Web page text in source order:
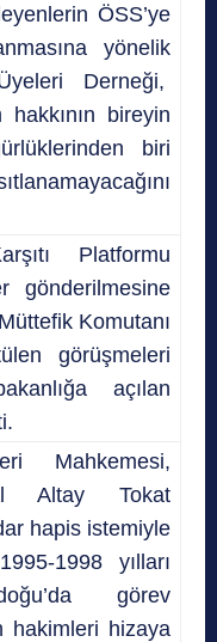
ÖSS’ye
yönelik
Derneği,
hakkının bireyin
biri
Platformu
gönderilmesine
Komutanı
görüşmeleri
açılan
Mahkemesi,
Altay Tokat
hapis istemiyle
1998 yılları
görev
hakimleri hizaya